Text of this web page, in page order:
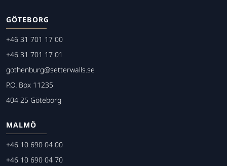
GÖTEBORG
+46 31 701 17 00
+46 31 701 17 01
gothenburg@setterwalls.se
P.O. Box 11235
404 25 Göteborg
MALMÖ
+46 10 690 04 00
+46 10 690 04 70